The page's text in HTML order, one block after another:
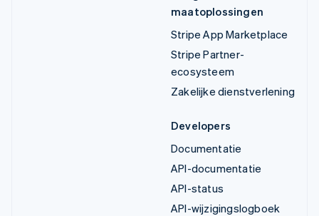
maatoplossingen
Stripe App Marketplace
Stripe Partner-
ecosysteem
Zakelijke dienstverlening
Developers
Documentatie
API-documentatie
API-status
API-wijzigingslogboek